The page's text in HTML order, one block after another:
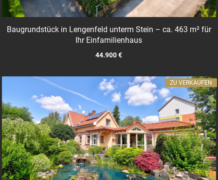
Baugrundstück in Lengenfeld unterm Stein – ca. 463 m² für
Ihr Einfamilienhaus
44.900 €
ZU VERKAUFEN